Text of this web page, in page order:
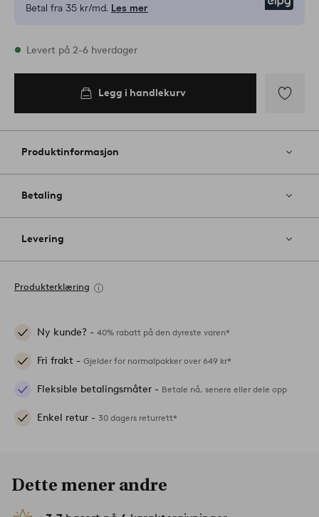
Betal fra 35 kr/md. Les mer
På lager
Levert på 2-6 hverdager
Legg i handlekurv
til
Produktinformasjon
Betaling
Levering
Produkterklæring
Ny kunde? - 40% rabatt på den dyreste varen*
Fri frakt - Gjelder for normalpakker over 649 kr*
Fleksible betalingsmåter - Betale nå, senere eller dele opp
Enkel retur - 30 dagers returrett*
Dette mener andre